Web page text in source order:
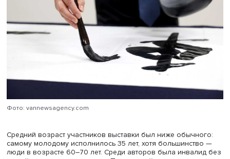
Автор называла по именам всех японцев, с которыми
познакомилась, и лишь четверых из многочисленных
встреченных китайцев. В описании Китая и китайцев не
ксенофобии, но часто сквозило недоверие к качеству
сервиса, воды и пищи. При этом Ёсано Акико
уважительному отношению к китайскому языку и
впоследствии это стало одним из ключевых лозунгов
марионеточного прояпонского государства Маньчжоу-
японо-китайской и русско-японских войн, они заметили
Деятельность компании и освоение Маньчжурии
автор воспринимала комплиментарно. По мнению
докладчицы, после этой поездки Ёсано Акико